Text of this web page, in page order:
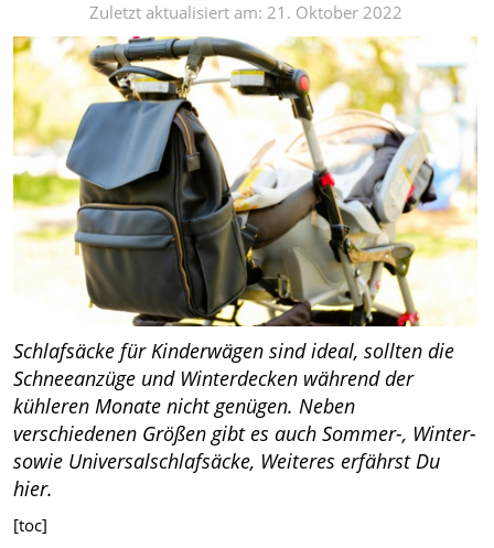
Zuletzt aktualisiert am: 21. Oktober 2022
Schlafsäcke für Kinderwägen sind ideal, sollten die
Schneeanzüge und Winterdecken während der
kühleren Monate nicht genügen. Neben
verschiedenen Größen gibt es auch Sommer-, Winter-
sowie Universalschlafsäcke, Weiteres erfährst Du
hier.
[toc]